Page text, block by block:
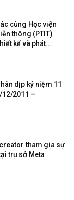
cùng Học viện
thông (PTIT)
kế và phát...
dịp kỷ niệm 11
12/2011 –
tham gia sự
trụ sở Meta